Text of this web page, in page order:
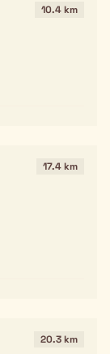
10.4 km
17.4 km
20.3 km